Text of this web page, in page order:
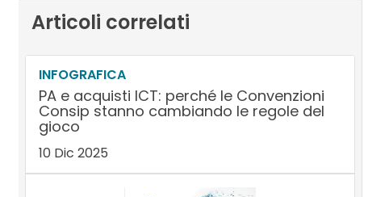
Articoli correlati
INFOGRAFICA
PA e acquisti ICT: perché le Convenzioni
Consip stanno cambiando le regole del
gioco
10 Dic 2025